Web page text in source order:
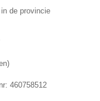
de provincie
)
460758512